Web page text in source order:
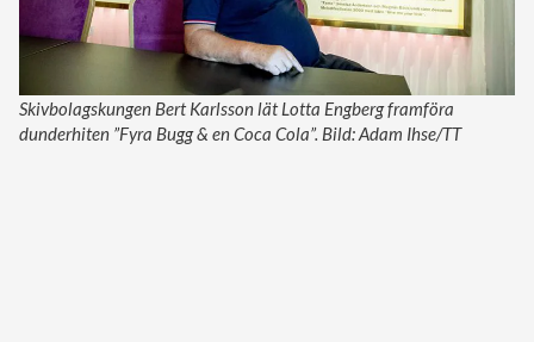
Skivbolagskungen Bert Karlsson lät Lotta Engberg framföra
dunderhiten ”Fyra Bugg & en Coca Cola”. Bild: Adam Ihse/TT